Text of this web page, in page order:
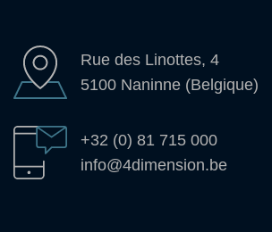
Rue des Linottes, 4
5100 Naninne (Belgique)
+32 (0) 81 715 000
info@4dimension.be